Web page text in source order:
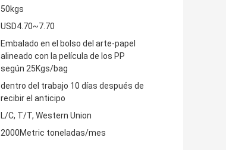
50kgs
USD4.70~7.70
Embalado en el bolso del arte-papel
alineado con la película de los PP
según 25Kgs/bag
dentro del trabajo 10 días después de
recibir el anticipo
L/C, T/T, Western Union
2000Metric toneladas/mes